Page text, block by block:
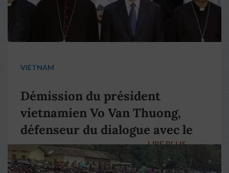
VIETNAM
Démission du président
vietnamien Vo Van Thuong,
défenseur du dialogue avec le
pape François
LIRE PLUS →